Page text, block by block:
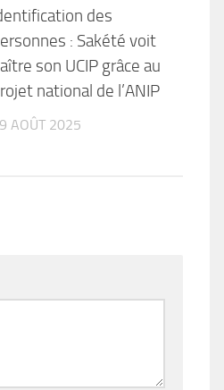
des
: Sakété voit
son UCIP grâce au
national de l’ANIP
AOÛT 2025